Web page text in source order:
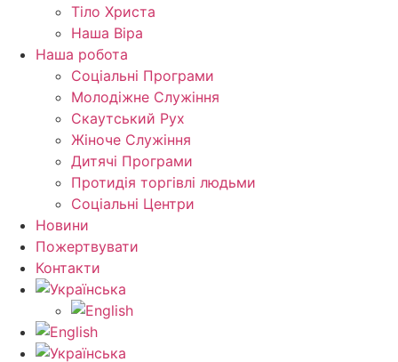
Тіло Христа
Наша Віра
Наша робота
Соціальні Програми
Молодіжне Служіння
Скаутський Рух
Жіноче Cлужіння
Дитячі Програми
Протидія торгівлі людьми
Соціальні Центри
Новини
Пожертвувати
Контакти